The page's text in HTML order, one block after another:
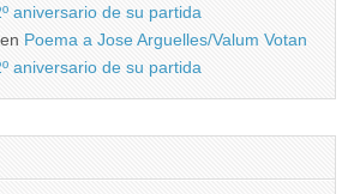
aniversario de su partida
en Poema a Jose Arguelles/Valum Votan
aniversario de su partida